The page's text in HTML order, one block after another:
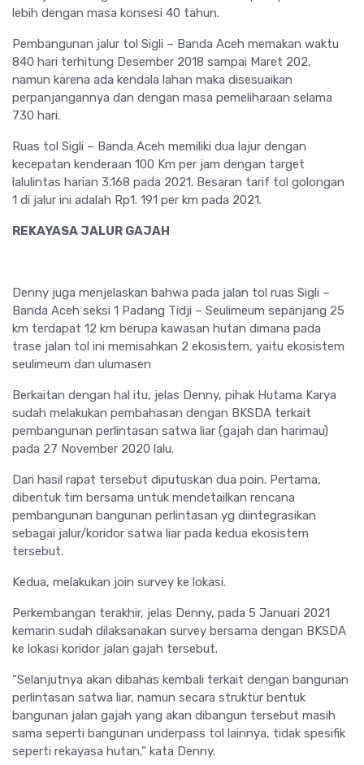
lebih dengan masa konsesi 40 tahun.
Pembangunan jalur tol Sigli – Banda Aceh memakan waktu
840 hari terhitung Desember 2018 sampai Maret 202,
namun karena ada kendala lahan maka disesuaikan
perpanjangannya dan dengan masa pemeliharaan selama
730 hari.
Ruas tol Sigli – Banda Aceh memiliki dua lajur dengan
kecepatan kenderaan 100 Km per jam dengan target
lalulintas harian 3.168 pada 2021. Besaran tarif tol golongan
1 di jalur ini adalah Rp1. 191 per km pada 2021.
REKAYASA JALUR GAJAH
Denny juga menjelaskan bahwa pada jalan tol ruas Sigli –
Banda Aceh seksi 1 Padang Tidji – Seulimeum sepanjang 25
km terdapat 12 km berupa kawasan hutan dimana pada
trase jalan tol ini memisahkan 2 ekosistem, yaitu ekosistem
seulimeum dan ulumasen
Berkaitan dengan hal itu, jelas Denny, pihak Hutama Karya
sudah melakukan pembahasan dengan BKSDA terkait
pembangunan perlintasan satwa liar (gajah dan harimau)
pada 27 November 2020 lalu.
Dari hasil rapat tersebut diputuskan dua poin. Pertama,
dibentuk tim bersama untuk mendetailkan rencana
pembangunan bangunan perlintasan yg diintegrasikan
sebagai jalur/koridor satwa liar pada kedua ekosistem
tersebut.
Kedua, melakukan join survey ke lokasi.
Perkembangan terakhir, jelas Denny, pada 5 Januari 2021
kemarin sudah dilaksanakan survey bersama dengan BKSDA
ke lokasi koridor jalan gajah tersebut.
“Selanjutnya akan dibahas kembali terkait dengan bangunan
perlintasan satwa liar, namun secara struktur bentuk
bangunan jalan gajah yang akan dibangun tersebut masih
sama seperti bangunan underpass tol lainnya, tidak spesifik
seperti rekayasa hutan,” kata Denny.